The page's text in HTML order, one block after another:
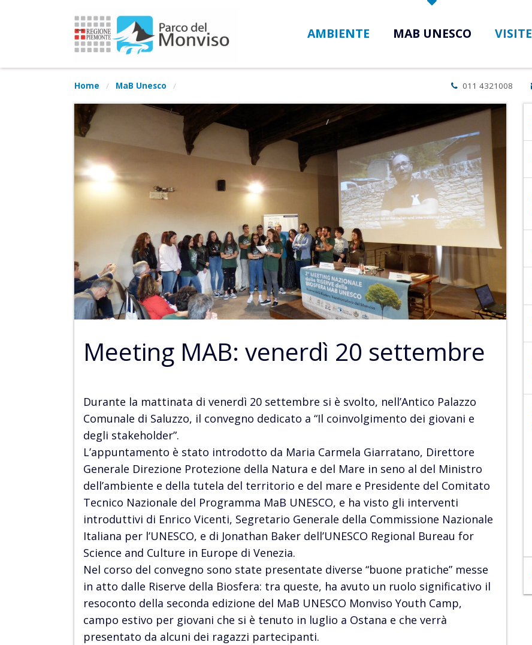
AMBIENTE MAB UNESCO VISITE
Home MaB Unesco
2° Meeting nazionale delle Riserve della Biosfera UNESCO
Meeting MAB: venerdì 20 settembre
011 4321008
Meeting MAB: venerdì 20 settembre
Durante la mattinata di venerdì 20 settembre si è svolto, nell’Antico Palazzo
Comunale di Saluzzo, il convegno dedicato a “Il coinvolgimento dei giovani e
degli stakeholder”.
L’appuntamento è stato introdotto da Maria Carmela Giarratano, Direttore
Generale Direzione Protezione della Natura e del Mare in seno al del Ministro
dell’ambiente e della tutela del territorio e del mare e Presidente del Comitato
Tecnico Nazionale del Programma MaB UNESCO, e ha visto gli interventi
introduttivi di Enrico Vicenti, Segretario Generale della Commissione Nazionale
Italiana per l’UNESCO, e di Jonathan Baker dell’UNESCO Regional Bureau for
Science and Culture in Europe di Venezia.
Nel corso del convegno sono state presentate diverse “buone pratiche” messe
in atto dalle Riserve della Biosfera: tra queste, ha avuto un ruolo significativo il
resoconto della seconda edizione del MaB UNESCO Monviso Youth Camp,
campo estivo per giovani che si è tenuto in luglio a Ostana e che verrà
presentato da alcuni dei ragazzi partecipanti.